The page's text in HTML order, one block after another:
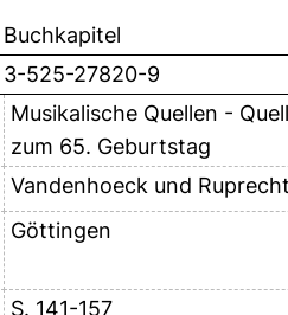
Buchkapitel
3-525-27820-9
Musikalische Quellen -
zum 65. Geburtstag
Vandenhoeck und
Göttingen
S. 141-157